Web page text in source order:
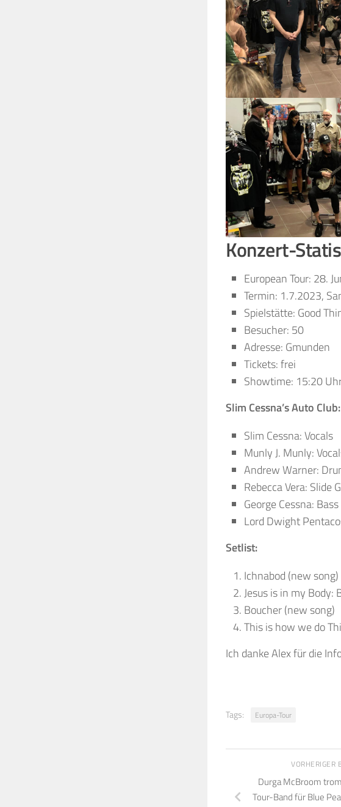
Konzert-
European Tour: 28.
Termin: 1.7.2023,
Spielstätte: Good
Besucher: 50
Adresse: Gmunden
Tickets: frei
Showtime: 15:20
Slim Cessna’s Auto Club:
Slim Cessna: Vocals
Munly J. Munly:
Andrew Warner:
Rebecca Vera: Slide
George Cessna:
Lord Dwight
Setlist:
Ichnabod (new song)
Jesus is in my Body:
Boucher (new song)
This is how we do
Ich danke Alex für die
Tags: Europa-Tour
VORHERIGER
Durga McBroom
Tour-Band für Blue